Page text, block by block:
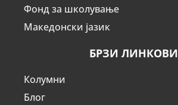
Фонд за школување
Македонски јазик
БРЗИ ЛИНКОВИ
Колумни
Блог